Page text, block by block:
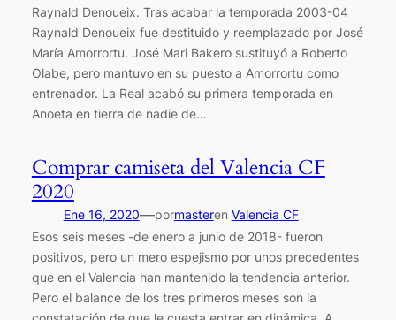
Raynald Denoueix. Tras acabar la temporada 2003-04
Raynald Denoueix fue destituido y reemplazado por José
María Amorrortu. José Mari Bakero sustituyó a Roberto
Olabe, pero mantuvo en su puesto a Amorrortu como
entrenador. La Real acabó su primera temporada en
Anoeta en tierra de nadie de…
Comprar camiseta del Valencia CF
2020
Ene 16, 2020—pormasteren Valencia CF
Esos seis meses -de enero a junio de 2018- fueron
positivos, pero un mero espejismo por unos precedentes
que en el Valencia han mantenido la tendencia anterior.
Pero el balance de los tres primeros meses son la